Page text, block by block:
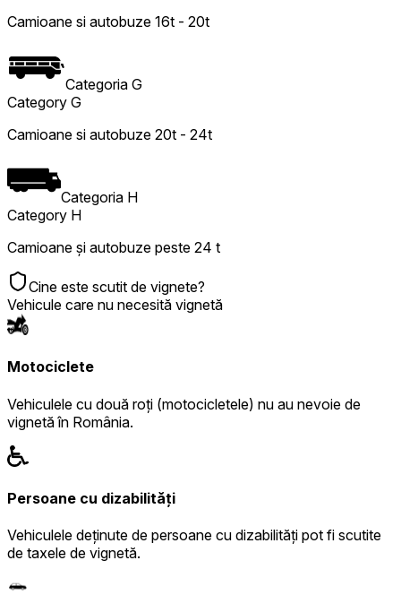
Camioane si autobuze 16t - 20t
Categoria G
Category G
Camioane si autobuze 20t - 24t
Categoria H
Category H
Camioane și autobuze peste 24 t
Cine este scutit de vignete?
Vehicule care nu necesită vignetă
Motociclete
Vehiculele cu două roți (motocicletele) nu au nevoie de
vignetă în România.
Persoane cu dizabilități
Vehiculele deținute de persoane cu dizabilități pot fi scutite
de taxele de vignetă.